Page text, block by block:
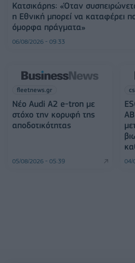
Κατσικάρης: «Όταν
η Εθνική μπορεί να καταφέρει
όμορφα πράγματα»
06/08/2026 - 09:33
fleetnews.gr
Νέο Audi A2 e-tron με
στόχο την κορυφή της
αποδοτικότητας
05/08/2026 - 05:39 04/